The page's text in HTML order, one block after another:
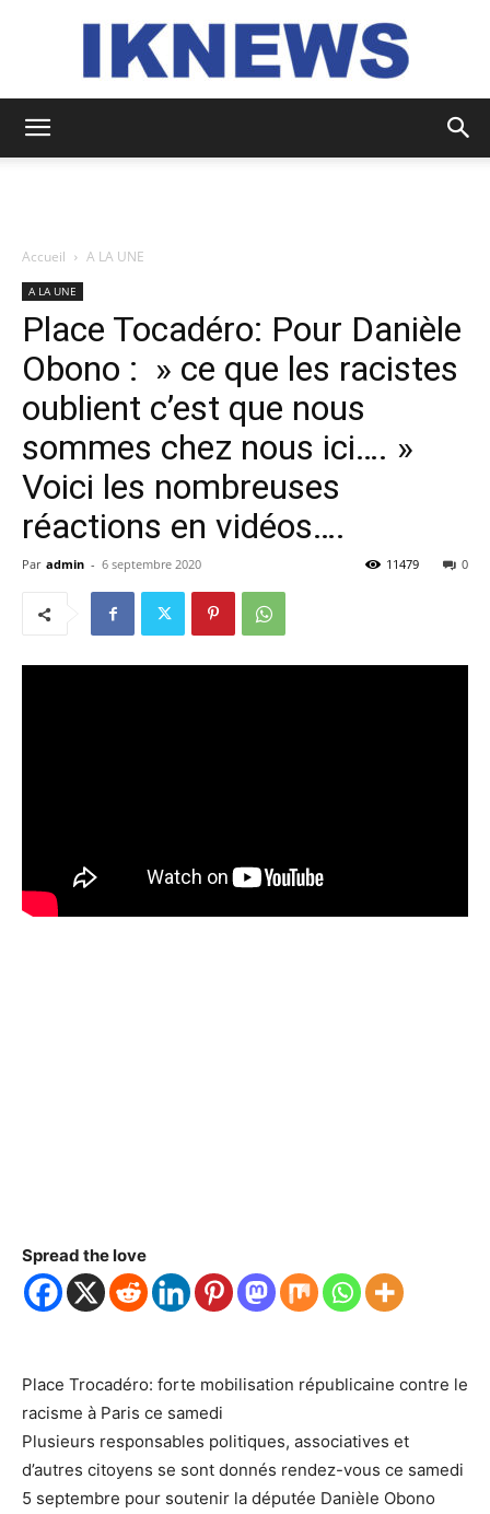
Accueil A LA UNE
A LA UNE
Place Tocadéro: Pour Danièle
Obono : » ce que les racistes
oublient c’est que nous
sommes chez nous ici…. »
Voici les nombreuses
réactions en vidéos….
Par admin - 6 septembre 2020 0
11479
Spread the love
Place Trocadéro: forte mobilisation républicaine contre le
racisme à Paris ce samedi
Plusieurs responsables politiques, associatives et
d’autres citoyens se sont donnés rendez-vous ce samedi
5 septembre pour soutenir la députée Danièle Obono